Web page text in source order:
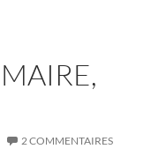
2 COMMENTAIRES